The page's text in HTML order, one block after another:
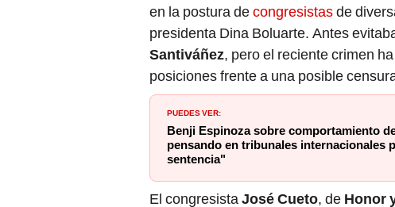
en la postura decongresistasde
presidenta Dina Boluarte. Antes
Santiváñez, pero el reciente crimen
posiciones frente a una posible
PUEDES VER:
Benji Espinoza sobre comportamiento
pensando en tribunales internacionales
sentencia"
El congresista José Cueto, de Honor